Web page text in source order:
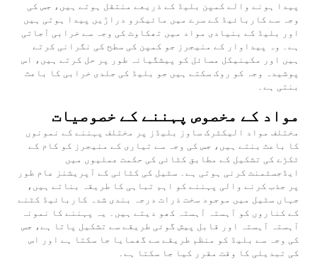
پیدا ہونے والے کمپن بلیڈ کے ذریعے منتقل ہوتے ہیں، جس کی
وجہ سے کاربائیڈ کے سرے میں مائیکرو دراڑیں پیدا ہوتی ہیں
اور بلیڈ کے بنیادی مواد میں تھکاوٹ کی وجہ سے خرابی آجاتی
ہے۔ وہ پیداوار کے منیجرز جو کمپن کی سطح کی نگرانی کرتے
ہیں اور مکینیکل مسائل کو پیشگیانہ طور پر حل کرتے ہیں، اس
پوشیدہ وجہ کو روک سکتے ہیں جو بلیڈ کی جلدی خرابی کا باعث
بنتی ہے۔
مواد کے مخصوص پہننے کے خصوصیات
مختلف مواد الیکٹرک ساوز بلیڈز پر مختلف پہننے کے نمونوں
کا باعث بنتے ہیں، جس کی وجہ سے تیاری کے منیجرز کو کام کے
ٹکڑے کی تشکیل کے مطابق کٹائی کی حکمت عملیوں میں
ایڈجسٹمنٹ کرنی ہوتی ہے۔ سٹیل کی کٹائی کے آپریشنز عام طور
پر جذب کرنے والی پہننے کو اہم تباہی کا طریقہ بناتے ہیں،
جہاں سٹیل میں موجود سخت ذرات درجہ بندی شدہ کاربائیڈ کٹنے
کے کناروں کو آہستہ آہستہ کھو دیتے ہیں۔ یہ پہننے کا نمونہ
آہستہ آہستہ اور قابل پیش گوئی طریقے سے تشکیل پاتا ہے، جس
کی وجہ سے بلیڈ کو منظم طریقے سے گھمایا جا سکتا ہے اور اس
کی تبدیلی کا وقت مقرر کیا جا سکتا ہے۔